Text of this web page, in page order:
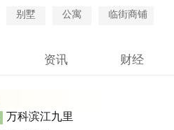
别墅 公寓 临街商铺
资讯 财经
万科滨江九里